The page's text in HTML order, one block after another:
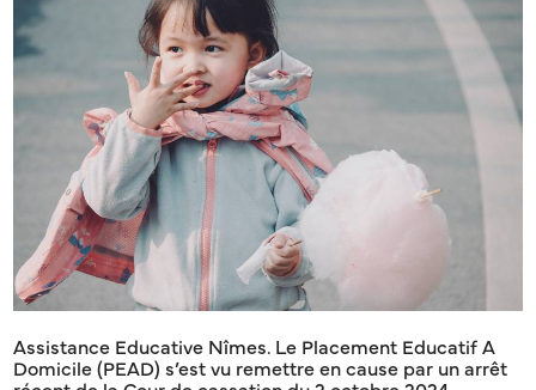
Assistance Educative Nîmes. Le Placement Educatif A
Domicile (PEAD) s’est vu remettre en cause par un arrêt